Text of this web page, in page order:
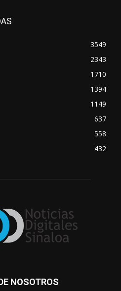
3549
2343
1710
1394
1149
637
558
432
NOSOTROS